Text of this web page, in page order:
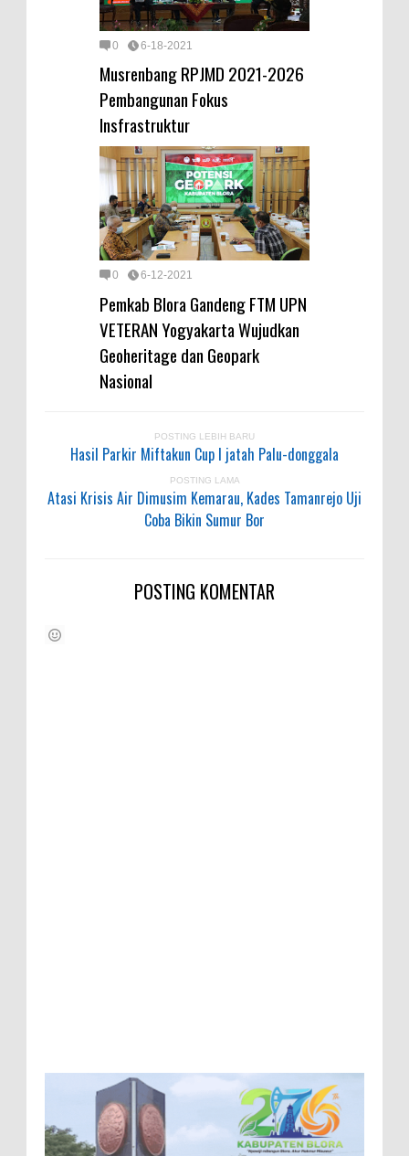
0 6-18-2021
Musrenbang RPJMD 2021-2026
Pembangunan Fokus
Insfrastruktur
0 6-12-2021
Pemkab Blora Gandeng FTM UPN
VETERAN Yogyakarta Wujudkan
Geoheritage dan Geopark
Nasional
POSTING LEBIH BARU
Hasil Parkir Miftakun Cup I jatah Palu-donggala
POSTING LAMA
Atasi Krisis Air Dimusim Kemarau, Kades Tamanrejo Uji
Coba Bikin Sumur Bor
POSTING KOMENTAR